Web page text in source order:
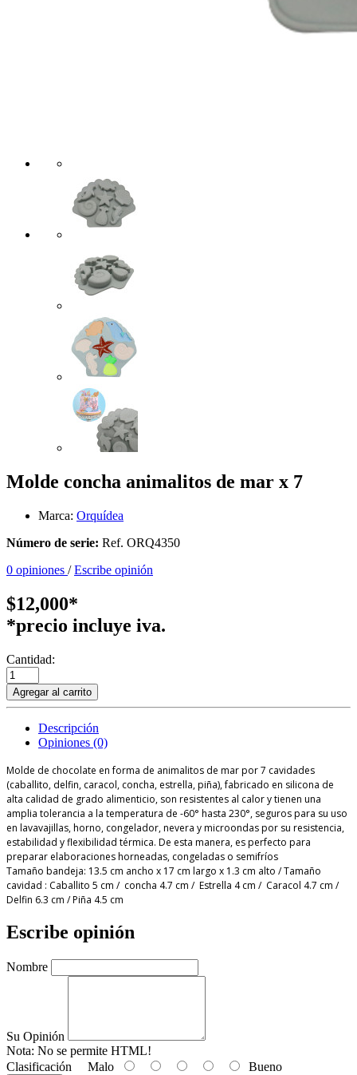
Molde concha animalitos de mar x 7
Marca: Orquídea
Número de serie: Ref. ORQ4350
0 opiniones /Escribe opinión
$12,000*
*precio incluye iva.
Cantidad:
Agregar al carrito
Descripción
Opiniones (0)
Molde de chocolate en forma de animalitos de mar por 7 cavidades
(caballito, delfin, caracol, concha, estrella, piña), fabricado en silicona de
alta calidad de grado alimenticio, son resistentes al calor y tienen una
amplia tolerancia a la temperatura de -60° hasta 230°, seguros para su uso
en lavavajillas, horno, congelador, nevera y microondas por su resistencia,
estabilidad y flexibilidad térmica. De esta manera, es perfecto para
preparar elaboraciones horneadas, congeladas o semifríos
Tamaño bandeja: 13.5 cm ancho x 17 cm largo x 1.3 cm alto / Tamaño
cavidad : Caballito 5 cm / concha 4.7 cm / Estrella 4 cm / Caracol 4.7 cm /
Delfin 6.3 cm / Piña 4.5 cm
Escribe opinión
Nombre
Su Opinión
Nota: No se permite HTML!
Clasificación Malo Bueno